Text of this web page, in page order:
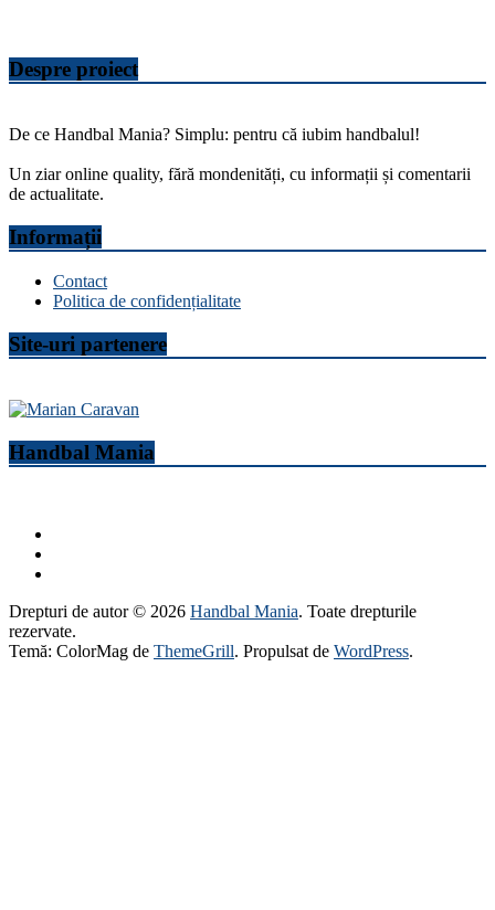
Despre proiect
De ce Handbal Mania? Simplu: pentru că iubim handbalul!
Un ziar online quality, fără mondenități, cu informații și comentarii
de actualitate.
Informații
Contact
Politica de confidențialitate
Site-uri partenere
Handbal Mania
Drepturi de autor © 2026 Handbal Mania. Toate drepturile
rezervate.
Temă: ColorMag de ThemeGrill. Propulsat de WordPress.